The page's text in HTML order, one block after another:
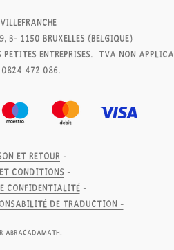
Villefranche
B- 1150 Bruxelles (Belgique)
petites entreprises. TVA non
0824 472 086.
et retour -
et conditions -
confidentialité-
de traduction -
AbracadaMath.